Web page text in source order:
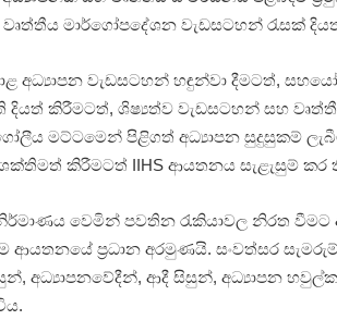
මාර්ගෝපදේශන වැඩසටහන් රැසක්
අධ්‍යාපන වැඩසටහන් හඳුන්වා දීමටත්,
දියත් කිරීමටත්, ශිෂ්‍යත්ව වැඩසටහන් සහ
මට්ටමෙන් පිළිගත් අධ්‍යාපන සුදුසුකම්
කිරීමටත් IIHS ආයතනය සැළැසුම් කර
වෙමින් පවතින රැකියාවල නිරත වීමට
ප්‍රධාන අරමුණයි. සංවත්සර
අධ්‍යාපනවේදීන්, ආදී සිසුන්, අධ්‍යාපන